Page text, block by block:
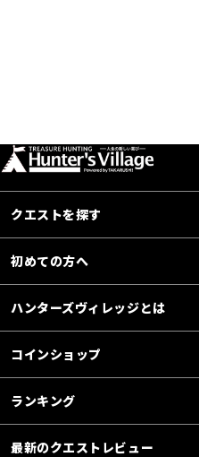
クエストを探す
初めての方へ
ハンターズヴィレッジとは
コインショップ
ランキング
最新のクエストレビュー